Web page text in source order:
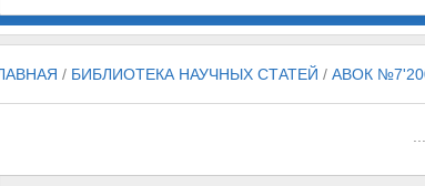
/ БИБЛИОТЕКА НАУЧНЫХ СТАТЕЙ / АВОК